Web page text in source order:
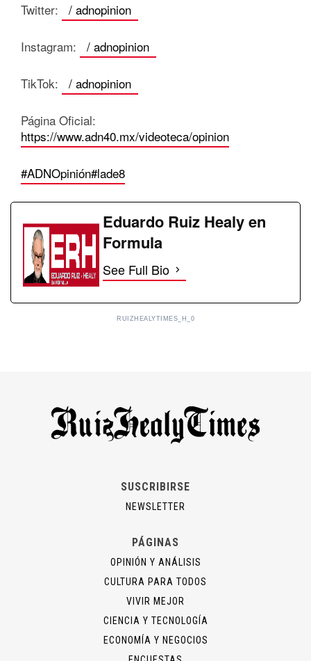
Twitter: / adnopinion
Instagram: / adnopinion
TikTok: / adnopinion
Página Oficial:
https://www.adn40.mx/videoteca/opinion
#ADNOpinión#lade8
Eduardo Ruiz Healy en
Formula
See Full Bio
RUIZHEALYTIMES_H_0
SUSCRIBIRSE
NEWSLETTER
PÁGINAS
OPINIÓN Y ANÁLISIS
CULTURA PARA TODOS
VIVIR MEJOR
CIENCIA Y TECNOLOGÍA
ECONOMÍA Y NEGOCIOS